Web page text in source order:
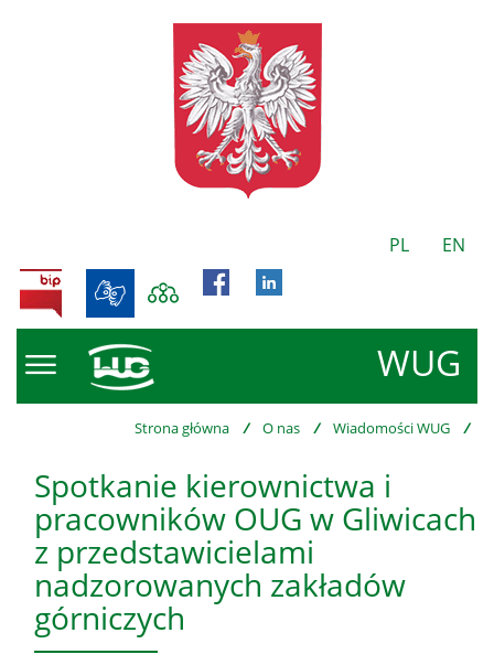
PL EN
WUG
BIP
Strona główna / O nas / Wiadomości WUG /
Spotkanie kierownictwa i
pracowników OUG w Gliwicach
z przedstawicielami
nadzorowanych zakładów
górniczych